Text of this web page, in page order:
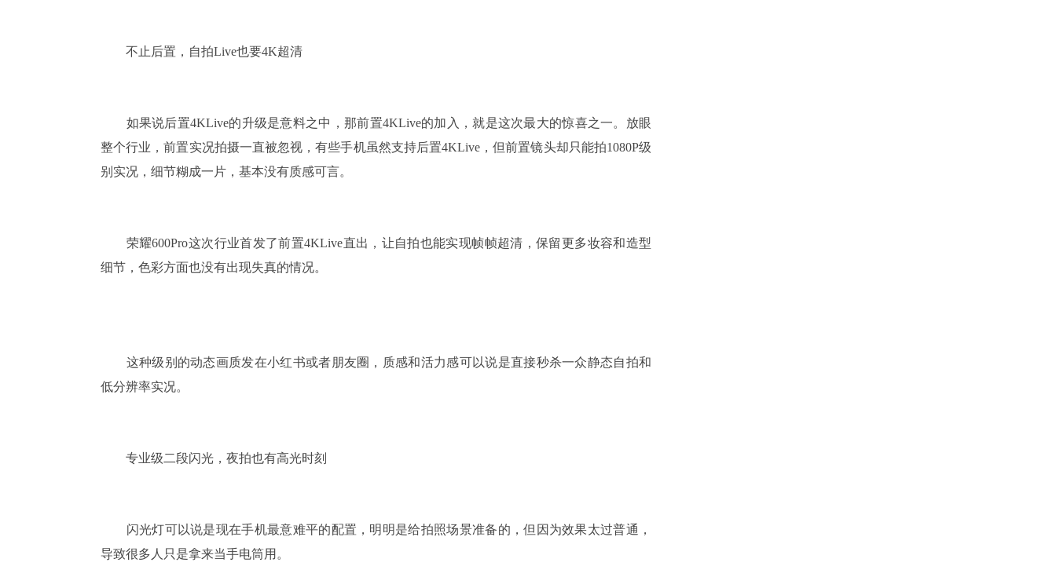
不止后置，自拍Live也要4K超清
如果说后置4KLive的升级是意料之中，那前置4KLive的加入，就是这次最大的惊喜之一。放眼
整个行业，前置实况拍摄一直被忽视，有些手机虽然支持后置4KLive，但前置镜头却只能拍1080P级
别实况，细节糊成一片，基本没有质感可言。
荣耀600Pro这次行业首发了前置4KLive直出，让自拍也能实现帧帧超清，保留更多妆容和造型
细节，色彩方面也没有出现失真的情况。
这种级别的动态画质发在小红书或者朋友圈，质感和活力感可以说是直接秒杀一众静态自拍和
低分辨率实况。
专业级二段闪光，夜拍也有高光时刻
闪光灯可以说是现在手机最意难平的配置，明明是给拍照场景准备的，但因为效果太过普通，
导致很多人只是拿来当手电筒用。